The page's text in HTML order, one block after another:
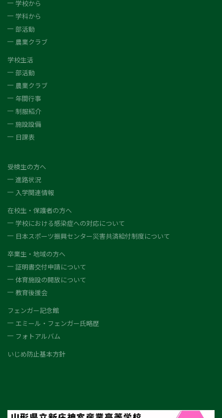
学校から
学科から
部活動
農業クラブ
学校生活
部活動
農業クラブ
年間行事
制服紹介
施設設備
日課表
受検生の方へ
進路状況
入学関連情報
在校生・保護者の方へ
学校における感染症への対応について
日本スポーツ振興センター災害共済給付制度について
卒業生・地域の方へ
証明書交付申請について
体育施設の開放について
教育後援会
フェンガー記念館
エミール・フェンガー氏略歴
フォトアルバム
いじめ防止基本方針